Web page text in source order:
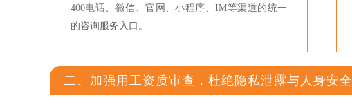
400电话、微信、官网、小程序、IM等渠道的统一
的咨询服务入口。
二、加强用工资质审查，杜绝隐私泄露与人身安全